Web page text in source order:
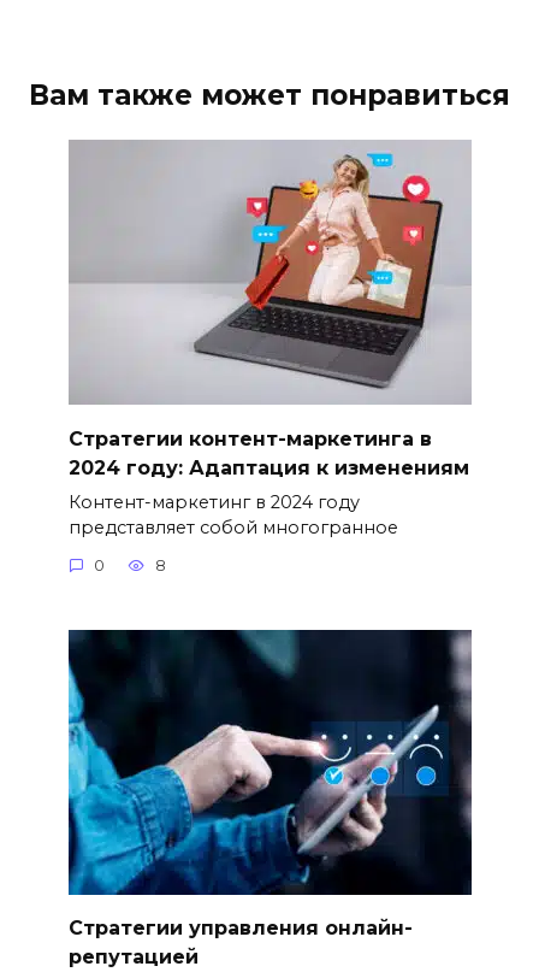
Вам также может понравиться
Стратегии контент-маркетинга в
2024 году: Адаптация к изменениям
Контент-маркетинг в 2024 году
представляет собой многогранное
0 8
Стратегии управления онлайн-
репутацией